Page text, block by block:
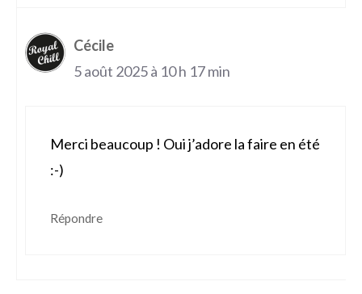
Cécile
5 août 2025 à 10 h 17 min
Merci beaucoup ! Oui j’adore la faire en été
:-)
Répondre